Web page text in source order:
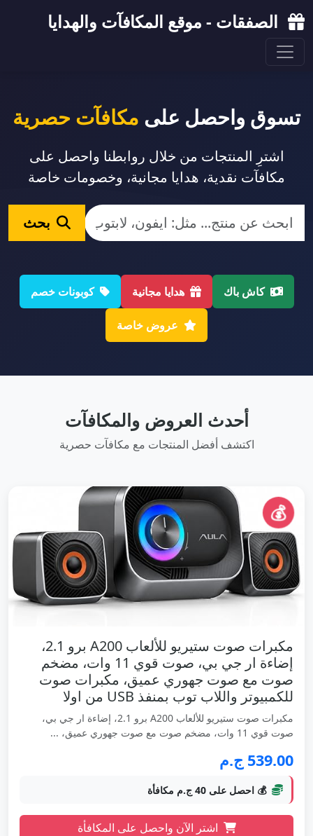
الصفقات - موقع المكافآت والهدايا
تسوق واحصل على مكافآت حصرية
اشترِ المنتجات من خلال روابطنا واحصل على
مكافآت نقدية، هدايا مجانية، وخصومات خاصة
بحث
كاش باك هدايا مجانية كوبونات خصم
عروض خاصة
أحدث العروض والمكافآت
اكتشف أفضل المنتجات مع مكافآت حصرية
💰
مكبرات صوت ستيريو للألعاب A200 برو 2.1،
إضاءة ار جي بي، صوت قوي 11 وات، مضخم
صوت مع صوت جهوري عميق، مكبرات صوت
للكمبيوتر واللاب توب بمنفذ USB من اولا
مكبرات صوت ستيريو للألعاب A200 برو 2.1، إضاءة ار جي بي،
صوت قوي 11 وات، مضخم صوت مع صوت جهوري عميق، ...
539.00 ج.م
💰 احصل على 40 ج.م مكافأة
اشتر الآن واحصل على المكافأة